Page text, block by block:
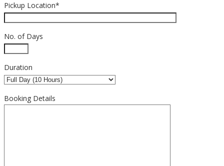
Pickup Location*
No. of Days
Duration
Booking Details